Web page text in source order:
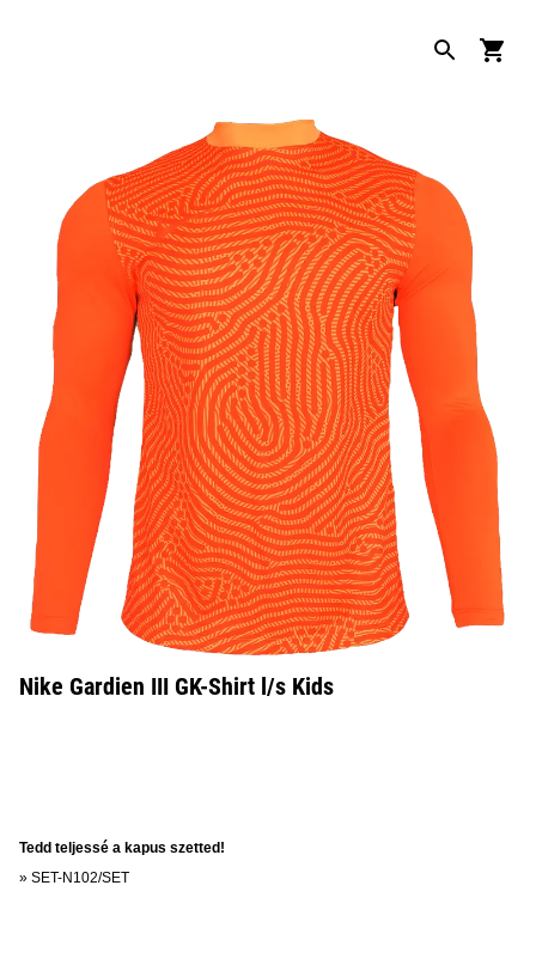
Nike Gardien III GK-Shirt l/s Kids
Tedd teljessé a kapus szetted!
» SET-N102/SET